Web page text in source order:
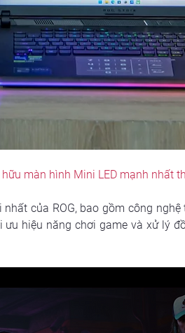
hữu màn hình Mini LED mạnh nhất
của ROG, bao gồm công nghệ
hiệu năng chơi game và xử lý